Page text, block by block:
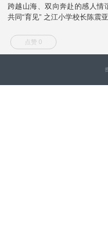
跨越山海、双向奔赴的感人情
共同“育见” 之江小学校长陈震亚
点赞 0